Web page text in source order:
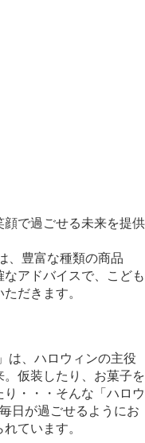
で過ごせる未来を提供
、豊富な種類の商品
アドバイスで、こども
だきます。
は、ハロウィンの主役
。仮装したり、お菓子を
・・・そんな「ハロウ
日が過ごせるようにお
ています。